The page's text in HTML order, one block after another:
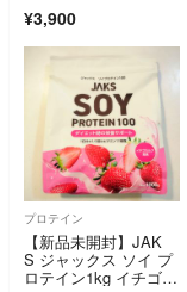
¥3,900
プロテイン
【新品未開封】JAK
S ジャックス ソイ プ
ロテイン1kg イチゴミ